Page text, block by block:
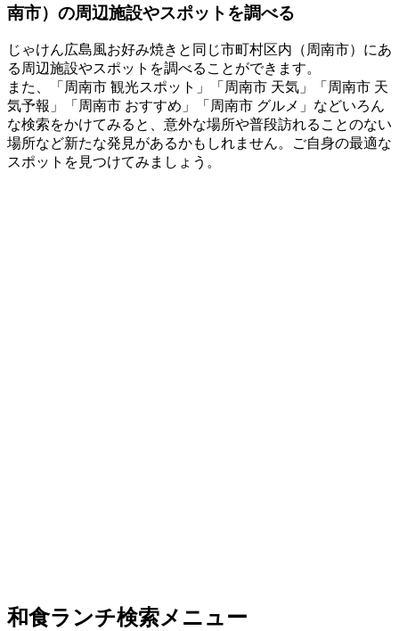
南市）の周辺施設やスポットを調べる
じゃけん広島風お好み焼きと同じ市町村区内（周南市）にあ
る周辺施設やスポットを調べることができます。
また、「周南市 観光スポット」「周南市 天気」「周南市 天
気予報」「周南市 おすすめ」「周南市 グルメ」などいろん
な検索をかけてみると、意外な場所や普段訪れることのない
場所など新たな発見があるかもしれません。ご自身の最適な
スポットを見つけてみましょう。
和食ランチ検索メニュー